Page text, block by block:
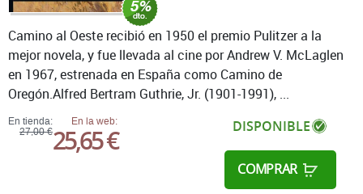
En tienda:
27,00 €
En la web:
25,65 € DISPONIBLE
COMPRAR
Camino al Oeste recibió en 1950 el premio Pulitzer a la
mejor novela, y fue llevada al cine por Andrew V. McLaglen
en 1967, estrenada en España como Camino de
Oregón.Alfred Bertram Guthrie, Jr. (1901-1991), ...